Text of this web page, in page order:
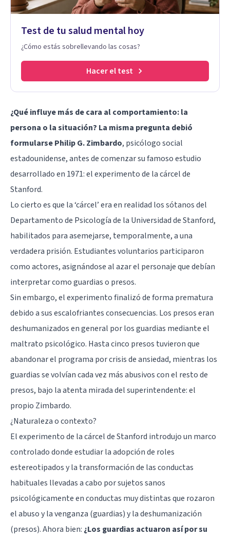
Test de tu salud mental hoy
¿Cómo estás sobrellevando las cosas?
Hacer el test
¿Qué influye más de cara al comportamiento: la
persona o la situación? La misma pregunta debió
formularse Philip G. Zimbardo, psicólogo social
estadounidense, antes de comenzar su famoso estudio
desarrollado en 1971: el experimento de la cárcel de
Stanford.
Lo cierto es que la ‘cárcel’ era en realidad los sótanos del
Departamento de Psicología de la Universidad de Stanford,
habilitados para asemejarse, temporalmente, a una
verdadera prisión. Estudiantes voluntarios participaron
como actores, asignándose al azar el personaje que debían
interpretar como guardias o presos.
Sin embargo, el experimento finalizó de forma prematura
debido a sus escalofriantes consecuencias. Los presos eran
deshumanizados en general por los guardias mediante el
maltrato psicológico. Hasta cinco presos tuvieron que
abandonar el programa por crisis de ansiedad, mientras los
guardias se volvían cada vez más abusivos con el resto de
presos, bajo la atenta mirada del superintendente: el
propio Zimbardo.
¿Naturaleza o contexto?
El experimento de la cárcel de Stanford introdujo un marco
controlado donde estudiar la adopción de roles
estereotipados y la transformación de las conductas
habituales llevadas a cabo por sujetos sanos
psicológicamente en conductas muy distintas que rozaron
el abuso y la venganza (guardias) y la deshumanización
(presos). Ahora bien: ¿Los guardias actuaron así por su